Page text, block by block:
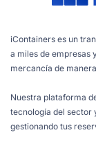
iContainers es un
a miles de empresas
mercancía de
Nuestra plataforma
tecnología del sector
gestionando tus